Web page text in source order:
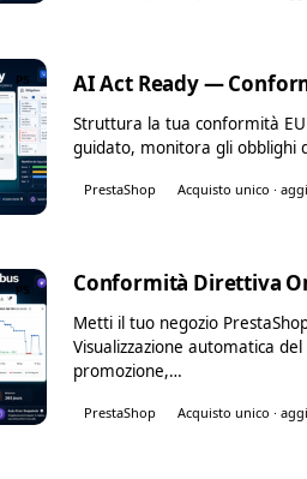
PS AI Act Ready —
Struttura la tua conformità
guidato, monitora gli obblighi
PrestaShop Acquisto unico ·
PS Conformità Direttiva
Metti il tuo negozio
Visualizzazione automatica
promozione,…
PrestaShop Acquisto unico ·